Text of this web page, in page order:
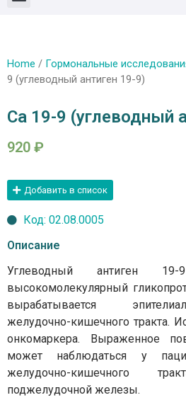
Home / Гормональные
9 (углеводный антиген 19-9)
Са 19-9 (углеводный
920 ₽
Добавить в список
Код: 02.08.0005
Описание
Углеводный антиген
высокомолекулярный
вырабатывается
желудочно-кишечного тракта.
онкомаркера. Выраженное
может наблюдаться у
желудочно-кишечного
поджелудочной железы.